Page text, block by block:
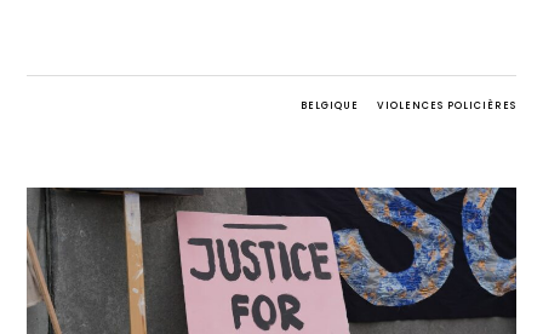
BELGIQUE VIOLENCES POLICIÈRES